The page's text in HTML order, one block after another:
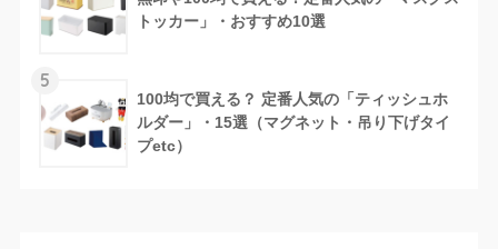
トッカー」・おすすめ10選
5
100均で買える？ 定番人気の「ティッシュホ
ルダー」・15選（マグネット・吊り下げタイ
プetc）